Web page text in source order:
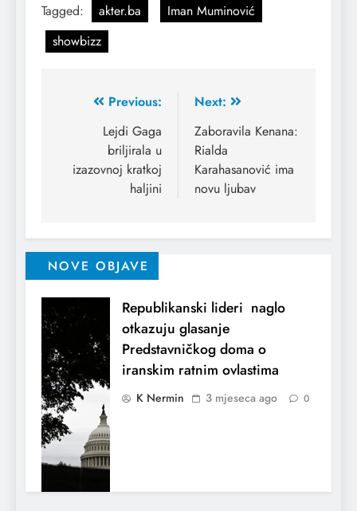
Tagged: akter.ba
Iman Muminović
showbizz
Previous:
Lejdi Gaga
briljirala u
izazovnoj kratkoj
haljini
Next:
Zaboravila Kenana:
Rialda
Karahasanović ima
novu ljubav
NOVE OBJAVE
Republikanski lideri naglo
otkazuju glasanje
Predstavničkog doma o
iranskim ratnim ovlastima
K Nermin 3 mjeseca ago 0